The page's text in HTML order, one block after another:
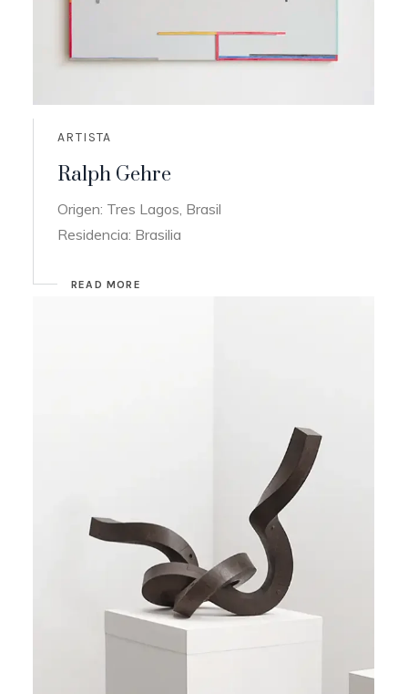
ARTISTA
Ralph Gehre
Origen: Tres Lagos, Brasil
Residencia: Brasilia
READ MORE